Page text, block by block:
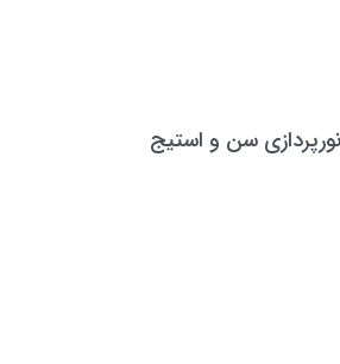
سن و استیج